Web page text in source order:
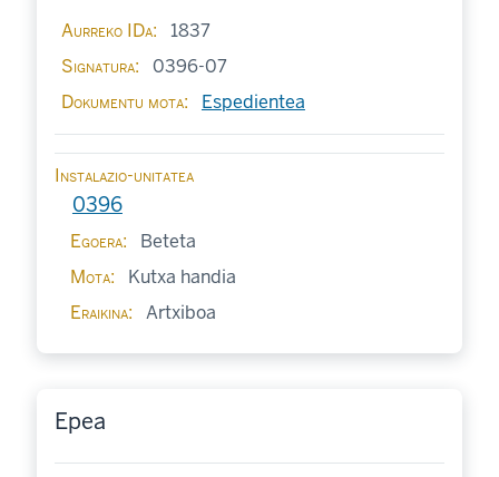
Aurreko IDa
1837
Signatura
0396-07
Dokumentu mota
Espedientea
Instalazio-unitatea
0396
Egoera
Beteta
Mota
Kutxa handia
Eraikina
Artxiboa
Epea